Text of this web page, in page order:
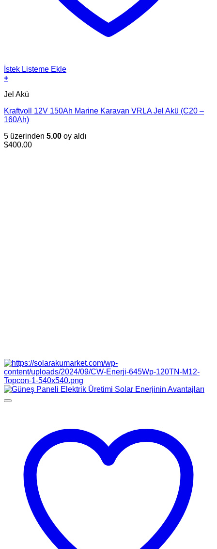
İstek Listeme Ekle
+
Jel Akü
Kraftvoll 12V 150Ah Marine Karavan VRLA Jel Akü (C20 –
160Ah)
5 üzerinden 5.00 oy aldı
$400.00